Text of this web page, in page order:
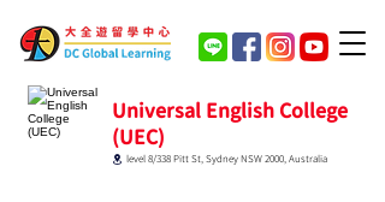
Universal English College
(UEC)
level 8/338 Pitt St, Sydney NSW 2000, Australia